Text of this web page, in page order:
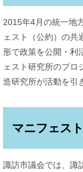
2015年4月の統一地
ェスト（公約）の共
形で政策を公開・利
ェスト研究所のプロ
造研究所が活動を引
マニフェス
諏訪市議会では、諏